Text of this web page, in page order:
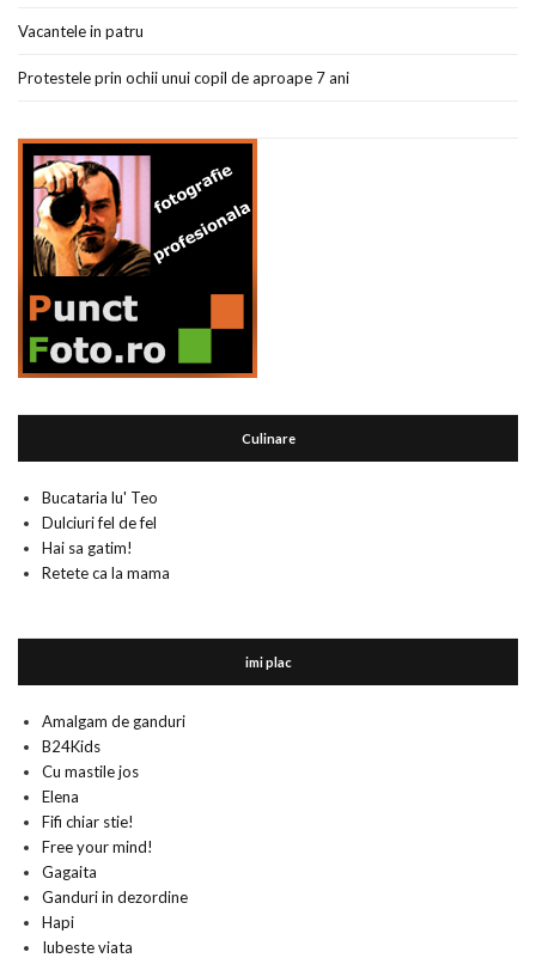
Vacantele in patru
Protestele prin ochii unui copil de aproape 7 ani
Culinare
Bucataria lu' Teo
Dulciuri fel de fel
Hai sa gatim!
Retete ca la mama
imi plac
Amalgam de ganduri
B24Kids
Cu mastile jos
Elena
Fifi chiar stie!
Free your mind!
Gagaita
Ganduri in dezordine
Hapi
Iubeste viata